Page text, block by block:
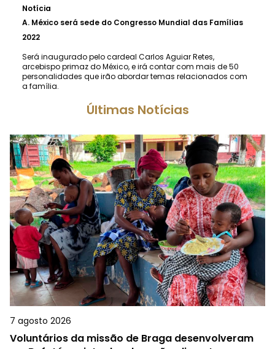
Notícia
A. México será sede do Congresso Mundial das Famílias
2022
Será inaugurado pelo cardeal Carlos Aguiar Retes,
arcebispo primaz do México, e irá contar com mais de 50
personalidades que irão abordar temas relacionados com
a família.
Últimas Notícias
7 agosto 2026
Voluntários da missão de Braga desenvolveram